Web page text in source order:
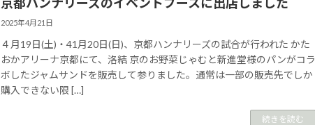
2025年4月21日
４月19日(土)・41月20日(日)、京都ハンナリーズの試合が行われた かた
おかアリーナ京都にて、洛結 京のお野菜じゃむと新進堂様のパンがコラ
ボしたジャムサンドを販売して参りました。通常は一部の販売先でしか
購入できない限 […]
続きを読む